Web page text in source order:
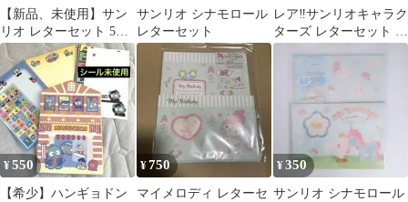
【新品、未使用】サン
リオ レターセット 5種
セット
サンリオ シナモロール
レターセット
レア‼️サンリオキャラク
ターズ レターセット 6
点セット
¥550
【希少】ハンギョドン
¥750
マイメロディ レターセ
¥350
サンリオ シナモロール